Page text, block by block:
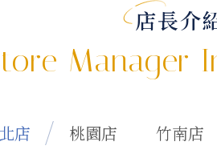
店長介
Manager
店 桃園店 竹南店